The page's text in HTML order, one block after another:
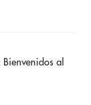
al